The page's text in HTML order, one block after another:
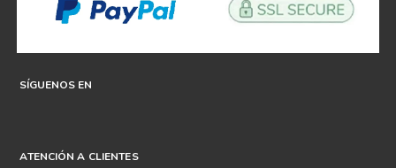
SÍGUENOS EN
ATENCIÓN A CLIENTES